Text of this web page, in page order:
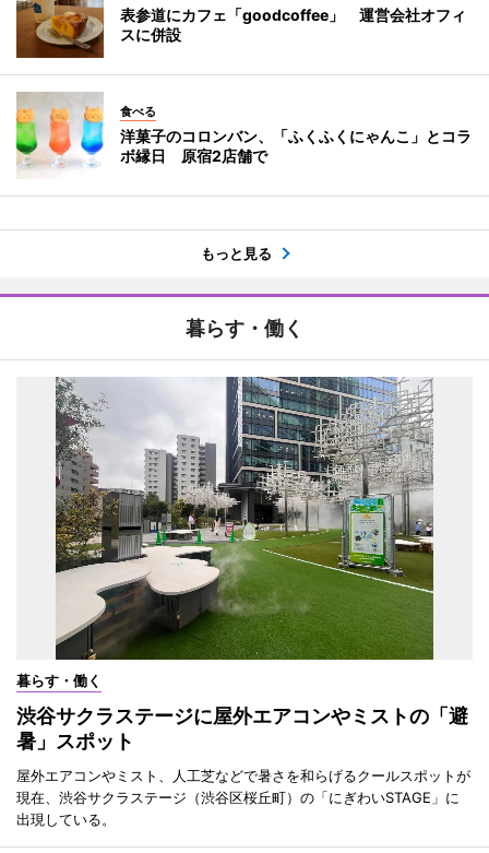
表参道にカフェ「goodcoffee」 運営会社オフィ
スに併設
食べる
洋菓子のコロンバン、「ふくふくにゃんこ」とコラ
ボ縁日 原宿2店舗で
もっと見る
暮らす・働く
暮らす・働く
渋谷サクラステージに屋外エアコンやミストの「避
暑」スポット
屋外エアコンやミスト、人工芝などで暑さを和らげるクールスポットが
現在、渋谷サクラステージ（渋谷区桜丘町）の「にぎわいSTAGE」に
出現している。